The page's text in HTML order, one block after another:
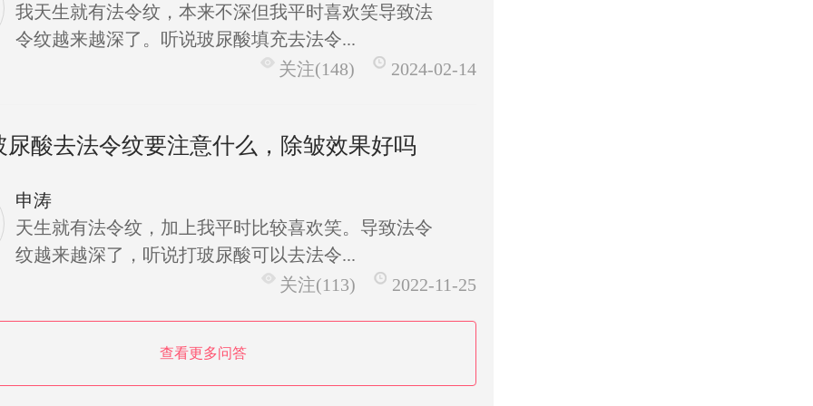
我天生就有法令纹，本来不深但我平时喜欢笑导致法
令纹越来越深了。听说玻尿酸填充去法令...
关注(148)
2024-02-14
尿酸去法令纹要注意什么，除皱效果好吗
申涛
天生就有法令纹，加上我平时比较喜欢笑。导致法令
纹越来越深了，听说打玻尿酸可以去法令...
关注(113)
2022-11-25
查看更多问答